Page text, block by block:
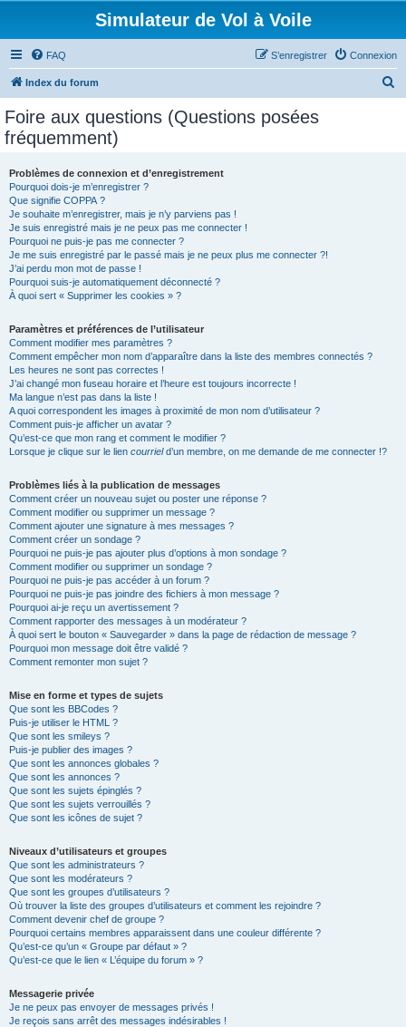
Simulateur de Vol à Voile
FAQ Connexion
S’enregistrer
Index du forum
Foire aux questions (Questions posées
fréquemment)
Problèmes de connexion et d’enregistrement
Pourquoi dois-je m’enregistrer ?
Que signifie COPPA ?
Je souhaite m’enregistrer, mais je n’y parviens pas !
Je suis enregistré mais je ne peux pas me connecter !
Pourquoi ne puis-je pas me connecter ?
Je me suis enregistré par le passé mais je ne peux plus me connecter ?!
J’ai perdu mon mot de passe !
Pourquoi suis-je automatiquement déconnecté ?
À quoi sert « Supprimer les cookies » ?
Paramètres et préférences de l’utilisateur
Comment modifier mes paramètres ?
Comment empêcher mon nom d’apparaître dans la liste des membres connectés ?
Les heures ne sont pas correctes !
J’ai changé mon fuseau horaire et l’heure est toujours incorrecte !
Ma langue n’est pas dans la liste !
A quoi correspondent les images à proximité de mon nom d’utilisateur ?
Comment puis-je afficher un avatar ?
Qu’est-ce que mon rang et comment le modifier ?
Lorsque je clique sur le lien courrield’un membre, on me demande de me connecter !?
Problèmes liés à la publication de messages
Comment créer un nouveau sujet ou poster une réponse ?
Comment modifier ou supprimer un message ?
Comment ajouter une signature à mes messages ?
Comment créer un sondage ?
Pourquoi ne puis-je pas ajouter plus d’options à mon sondage ?
Comment modifier ou supprimer un sondage ?
Pourquoi ne puis-je pas accéder à un forum ?
Pourquoi ne puis-je pas joindre des fichiers à mon message ?
Pourquoi ai-je reçu un avertissement ?
Comment rapporter des messages à un modérateur ?
À quoi sert le bouton « Sauvegarder » dans la page de rédaction de message ?
Pourquoi mon message doit être validé ?
Comment remonter mon sujet ?
Mise en forme et types de sujets
Que sont les BBCodes ?
Puis-je utiliser le HTML ?
Que sont les smileys ?
Puis-je publier des images ?
Que sont les annonces globales ?
Que sont les annonces ?
Que sont les sujets épinglés ?
Que sont les sujets verrouillés ?
Que sont les icônes de sujet ?
Niveaux d’utilisateurs et groupes
Que sont les administrateurs ?
Que sont les modérateurs ?
Que sont les groupes d’utilisateurs ?
Où trouver la liste des groupes d’utilisateurs et comment les rejoindre ?
Comment devenir chef de groupe ?
Pourquoi certains membres apparaissent dans une couleur différente ?
Qu’est-ce qu’un « Groupe par défaut » ?
Qu’est-ce que le lien « L’équipe du forum » ?
Messagerie privée
Je ne peux pas envoyer de messages privés !
Je reçois sans arrêt des messages indésirables !